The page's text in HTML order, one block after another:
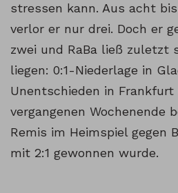
stressen kann. Aus acht
verlor er nur drei. Doch er
zwei und RaBa ließ zuletzt
liegen: 0:1-Niederlage in
Unentschieden in Frankfurt
vergangenen Wochenende
Remis im Heimspiel gegen
mit 2:1 gewonnen wurde.